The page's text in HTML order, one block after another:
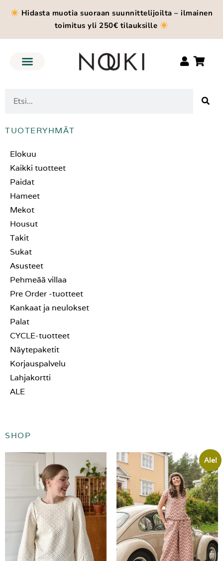
Hidasta muotia suoraan suunnittelijoilta – ilmainen
toimitus yli 250€ tilauksille
TUOTERYHMÄT
Elokuu
Kaikki tuotteet
Paidat
Hameet
Mekot
Housut
Takit
Sukat
Asusteet
Pehmeää villaa
Pre Order -tuotteet
Kankaat ja neulokset
Palat
CYCLE-tuotteet
Näytepaketit
Korjauspalvelu
Lahjakortti
ALE
SHOP
Ale!